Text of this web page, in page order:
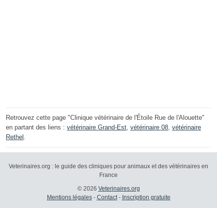
Retrouvez cette page "Clinique vétérinaire de l'Étoile Rue de l'Alouette"
en partant des liens : vétérinaire Grand-Est, vétérinaire 08, vétérinaire
Rethel .
Veterinaires.org : le guide des cliniques pour animaux et des vétérinaires en
France
© 2026 Veterinaires.org
Mentions légales- Contact- Inscription gratuite